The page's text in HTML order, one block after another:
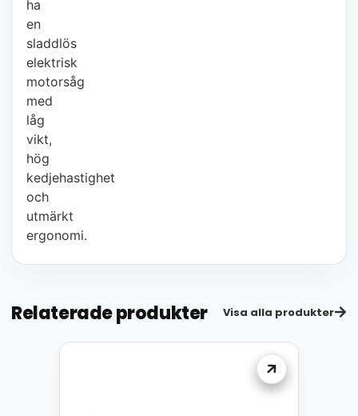
ha
en
sladdlös
elektrisk
motorsåg
med
låg
vikt,
hög
kedjehastighet
och
utmärkt
ergonomi.
Relaterade produkter Visa alla produkter